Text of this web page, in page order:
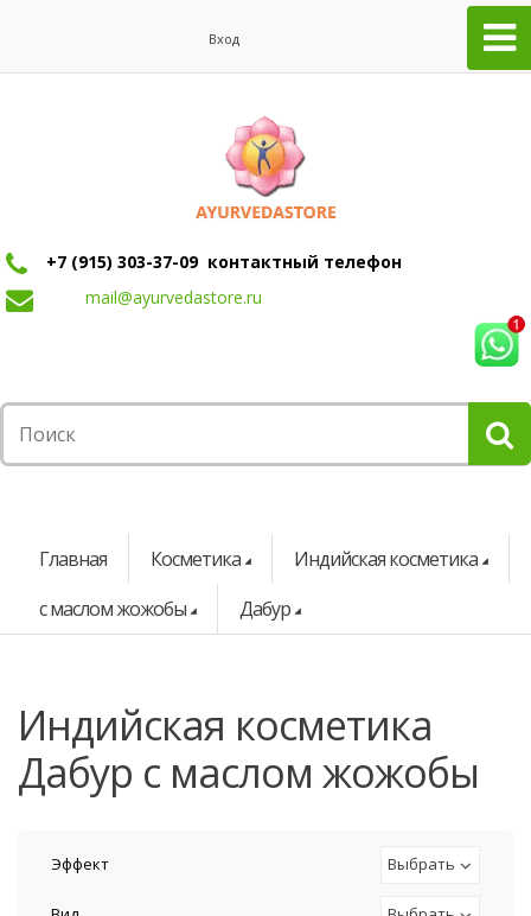
Вход
+7 (915) 303-37-09 контактный телефон
mail@ayurvedastore.ru
Главная Косметика
Индийская косметика
с маслом жожобы
Дабур
индийская косметика
Дабур с маслом жожобы
Эффект Выбрать